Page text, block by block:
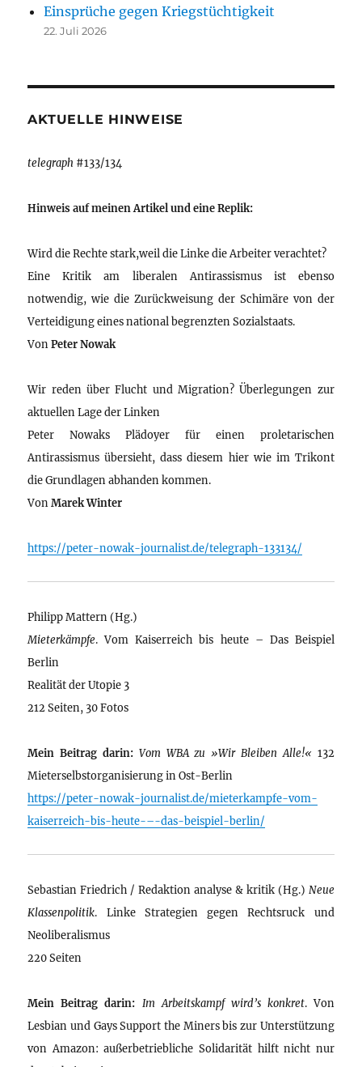
Einsprüche gegen Kriegstüchtigkeit
22. Juli 2026
AKTUELLE HINWEISE
telegraph #133/134
Hinweis auf meinen Artikel und eine Replik:
Wird die Rechte stark,weil die Linke die Arbeiter verachtet?
Eine Kritik am liberalen Antirassismus ist ebenso
notwendig, wie die Zurückweisung der Schimäre von der
Verteidigung eines national begrenzten Sozialstaats.
VonPeter Nowak
Wir reden über Flucht und Migration? Überlegungen zur
aktuellen Lage der Linken
Peter Nowaks Plädoyer für einen proletarischen
Antirassismus übersieht, dass diesem hier wie im Trikont
die Grundlagen abhanden kommen.
VonMarek Winter
https://peter-nowak-journalist.de/telegraph-133134/
Philipp Mattern (Hg.)
Mieterkämpfe. Vom Kaiserreich bis heute – Das Beispiel
Berlin
Realität der Utopie 3
212 Seiten, 30 Fotos
Mein Beitrag darin: Vom WBA zu »Wir Bleiben Alle!« 132
Mieterselbstorganisierung in Ost-Berlin
https://peter-nowak-journalist.de/mieterkampfe-vom-
kaiserreich-bis-heute-–-das-beispiel-berlin/
Sebastian Friedrich / Redaktion analyse & kritik (Hg.) Neue
Klassenpolitik. Linke Strategien gegen Rechtsruck und
Neoliberalismus
220 Seiten
Mein Beitrag darin: Im Arbeitskampf wird’s konkret. Von
Lesbian und Gays Support the Miners bis zur Unterstützung
von Amazon: außerbetriebliche Solidarität hilft nicht nur